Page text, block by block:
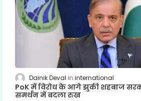
Dainik Deval international
PoK में विरोध के आगे झुकी शहबाज
समर्थन में बदला रुख